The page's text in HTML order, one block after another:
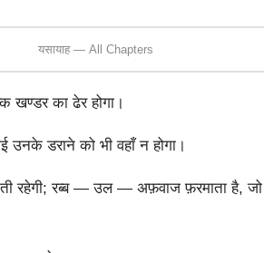
यसायाह — All Chapters
खण्डर का ढेर होगा।
उनके डराने को भी वहाँ न होगा।
रहेगी; रब्ब — उल — अफ़वाज फ़रमाता है, जो